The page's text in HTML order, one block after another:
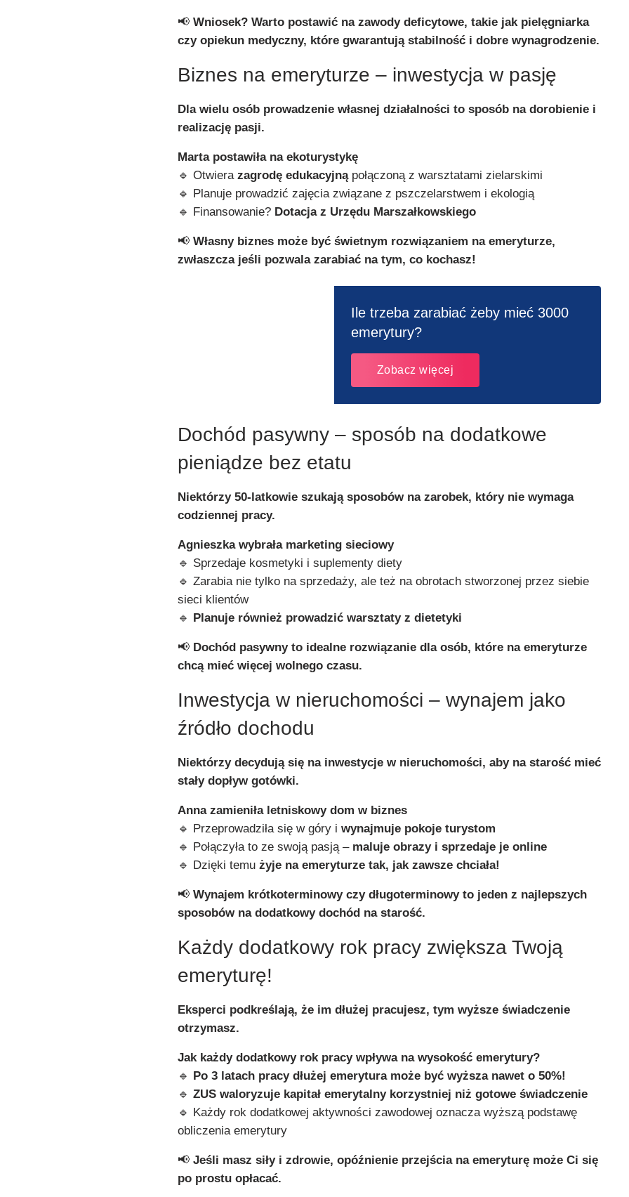
📢Wniosek? Warto postawić na zawody deficytowe, takie jak pielęgniarka
czy opiekun medyczny, które gwarantują stabilność i dobre wynagrodzenie.
Biznes na emeryturze – inwestycja w pasję
Dla wielu osób prowadzenie własnej działalności to sposób na dorobienie i
realizację pasji.
Marta postawiła na ekoturystykę
🔹 Otwierazagrodę edukacyjnąpołączoną z warsztatami zielarskimi
🔹 Planuje prowadzić zajęcia związane z pszczelarstwem i ekologią
🔹 Finansowanie? Dotacja z Urzędu Marszałkowskiego
📢Własny biznes może być świetnym rozwiązaniem na emeryturze,
zwłaszcza jeśli pozwala zarabiać na tym, co kochasz!
Ile trzeba zarabiać żeby mieć 3000
emerytury?
Zobacz więcej
Dochód pasywny – sposób na dodatkowe
pieniądze bez etatu
Niektórzy 50-latkowie szukają sposobów na zarobek, który nie wymaga
codziennej pracy.
Agnieszka wybrała marketing sieciowy
🔹 Sprzedaje kosmetyki i suplementy diety
🔹 Zarabia nie tylko na sprzedaży, ale też na obrotach stworzonej przez siebie
sieci klientów
🔹 Planuje również prowadzić warsztaty z dietetyki
📢 Dochód pasywny to idealne rozwiązanie dla osób, które na emeryturze
chcą mieć więcej wolnego czasu.
Inwestycja w nieruchomości – wynajem jako
źródło dochodu
Niektórzy decydują się na inwestycje w nieruchomości, aby na starość mieć
stały dopływ gotówki.
Anna zamieniła letniskowy dom w biznes
🔹 Przeprowadziła się w góry iwynajmuje pokoje turystom
🔹 Połączyła to ze swoją pasją – maluje obrazy i sprzedaje je online
🔹 Dzięki temużyje na emeryturze tak, jak zawsze chciała!
📢Wynajem krótkoterminowy czy długoterminowy to jeden z najlepszych
sposobów na dodatkowy dochód na starość.
Każdy dodatkowy rok pracy zwiększa Twoją
emeryturę!
Eksperci podkreślają, że im dłużej pracujesz, tym wyższe świadczenie
otrzymasz.
Jak każdy dodatkowy rok pracy wpływa na wysokość emerytury?
🔹 Po 3 latach pracy dłużej emerytura może być wyższa nawet o 50%!
🔹ZUS waloryzuje kapitał emerytalny korzystniej niż gotowe świadczenie
🔹 Każdy rok dodatkowej aktywności zawodowej oznacza wyższą podstawę
obliczenia emerytury
📢Jeśli masz siły i zdrowie, opóźnienie przejścia na emeryturę może Ci się
po prostu opłacać.